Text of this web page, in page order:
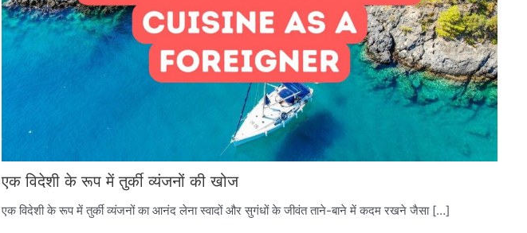
एक विदेशी के रूप में तुर्की व्यंजनों की खोज
एक विदेशी के रूप में तुर्की व्यंजनों का आनंद लेना स्वादों और सुगंधों के जीवंत ताने-बाने में कदम रखने जैसा […]